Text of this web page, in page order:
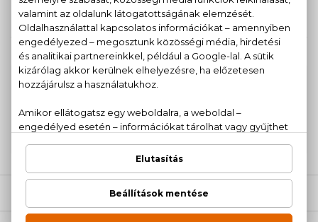
KAPCSOLÓDÓ TERMÉKEK
100% eredeti termékek,14 napos visszaküldési
Kérdésed van, elakadtál? Hívd ügyfélszolgálatunkat:
20 779 1924